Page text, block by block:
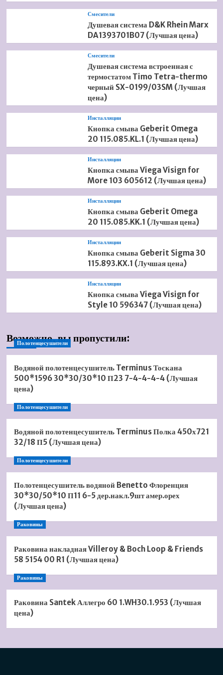
Смесители
Душевая система D&K Rhein Marx
DA1393701B07 (Лучшая цена)
Смесители
Душевая система встроенная с
термостатом Timo Tetra-thermo
черный SX-0199/03SM (Лучшая
цена)
Инсталляции
Кнопка смыва Geberit Omega
20 115.085.KL.1 (Лучшая цена)
Инсталляции
Кнопка смыва Viega Visign for
More 103 605612 (Лучшая цена)
Инсталляции
Кнопка смыва Geberit Omega
20 115.085.KK.1 (Лучшая цена)
Инсталляции
Кнопка смыва Geberit Sigma 30
115.893.KX.1 (Лучшая цена)
Инсталляции
Кнопка смыва Viega Visign for
Style 10 596347 (Лучшая цена)
Возможно, вы пропустили:
Полотенцесушители
Водяной полотенцесушитель Terminus Тоскана
500*1596 30*30/30*10 П23 7-4-4-4-4 (Лучшая
цена)
Полотенцесушители
Водяной полотенцесушитель Terminus Полка 450х721
32/18 П5 (Лучшая цена)
Полотенцесушители
Полотенцесушитель водяной Benetto Флоренция
30*30/50*10 П11 6-5 дер.накл.9шт амер.орех
(Лучшая цена)
Раковины
Раковина накладная Villeroy & Boch Loop & Friends
58 5154 00 R1 (Лучшая цена)
Раковины
Раковина Santek Аллегро 60 1.WH30.1.953 (Лучшая
цена)